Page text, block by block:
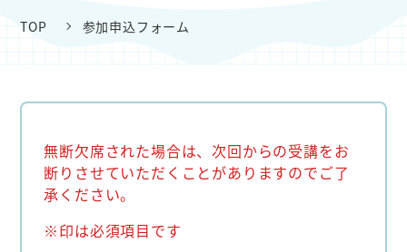
TOP 参加申込フォーム
無断欠席された場合は、次回からの受講をお
断りさせていただくことがありますのでご了
承ください。
※印は必須項目です